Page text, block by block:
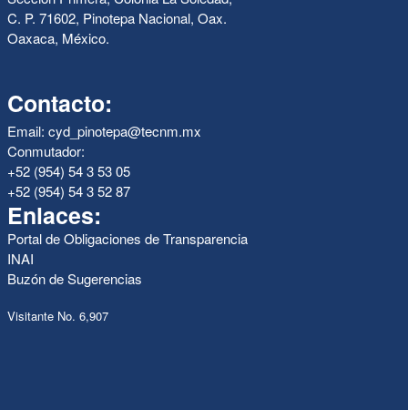
C. P. 71602, Pinotepa Nacional, Oax.
Oaxaca, México.
Contacto:
Email: cyd_pinotepa@tecnm.mx
Conmutador:
+52 (954) 54 3 53 05
+52 (954) 54 3 52 87
Enlaces:
Portal de Obligaciones de Transparencia
INAI
Buzón de Sugerencias
Visitante No. 6,907